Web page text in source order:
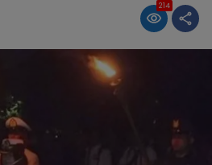
214